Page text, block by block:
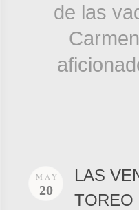
de las
MAY
20
LAS
TOREO